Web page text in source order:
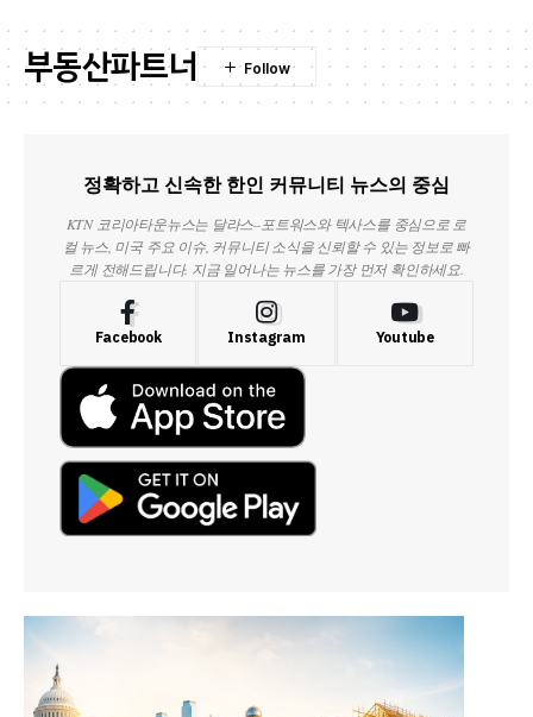
부동산파트너
정확하고 신속한 한인 커뮤니티 뉴스의 중심
KTN 코리아타운뉴스는 달라스–포트워스와 텍사스를 중심으로 로
컬 뉴스, 미국 주요 이슈, 커뮤니티 소식을 신뢰할 수 있는 정보로 빠
르게 전해드립니다. 지금 일어나는 뉴스를 가장 먼저 확인하세요.
Facebook Instagram Youtube